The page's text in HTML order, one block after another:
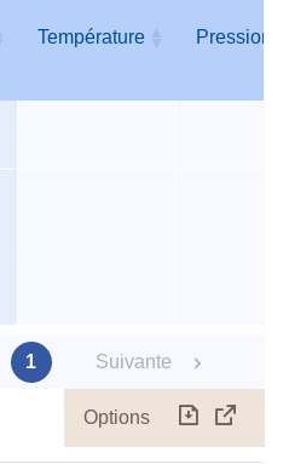
Température Pression
1 Suivante
Options
le